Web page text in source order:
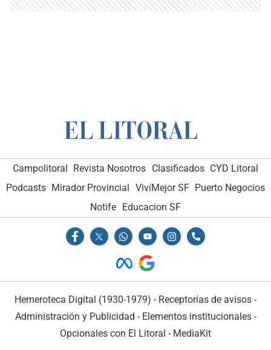
Campolitoral Revista Nosotros Clasificados CYD Litoral
Podcasts Mirador Provincial VivíMejor SF Puerto Negocios
Notife Educacion SF
Hemeroteca Digital (1930-1979) - Receptorías de avisos -
Administración y Publicidad - Elementos institucionales-
Opcionales con El Litoral - MediaKit